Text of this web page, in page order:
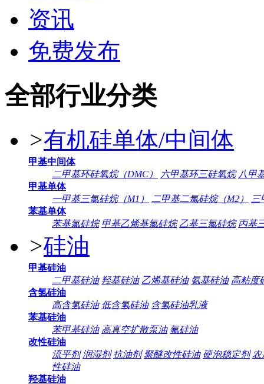
资讯
免费发布
全部行业分类
>有机硅单体/中间体
甲基中间体
二甲基环硅氧烷（DMC）
六甲基环三硅氧烷 八甲
甲基单体
一甲基三氯硅烷（M1）
二甲基二氯硅烷（M2）
三
苯基单体
苯基氯硅烷 甲基乙烯基氯硅烷 乙基三氯硅烷 丙基
>硅油
甲基硅油
二甲基硅油 羟基硅油 乙烯基硅油 氨基硅油 高粘度
含氢硅油
高含氢硅油 低含氢硅油 含氢硅油乳液
苯基硅油
苯甲基硅油 高真空扩散泵油 氟硅油
改性硅油
流平剂 润湿剂 抗油剂 聚醚改性硅油 硬泡稳定剂 农
性硅油
羟基硅油